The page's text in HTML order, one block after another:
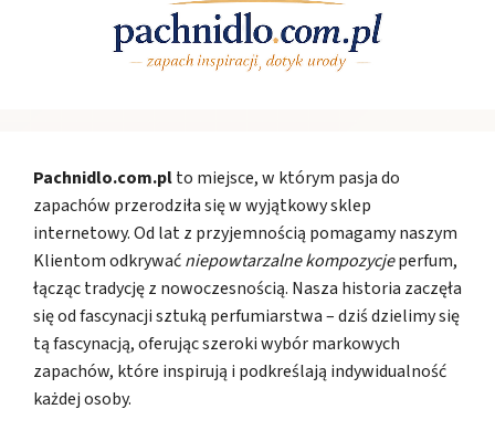
Pachnidlo.com.plto miejsce, w którym pasja do
zapachów przerodziła się w wyjątkowy sklep
internetowy. Od lat z przyjemnością pomagamy naszym
Klientom odkrywaćniepowtarzalne kompozycjeperfum,
łącząc tradycję z nowoczesnością. Nasza historia zaczęła
się od fascynacji sztuką perfumiarstwa – dziś dzielimy się
tą fascynacją, oferując szeroki wybór markowych
zapachów, które inspirują i podkreślają indywidualność
każdej osoby.